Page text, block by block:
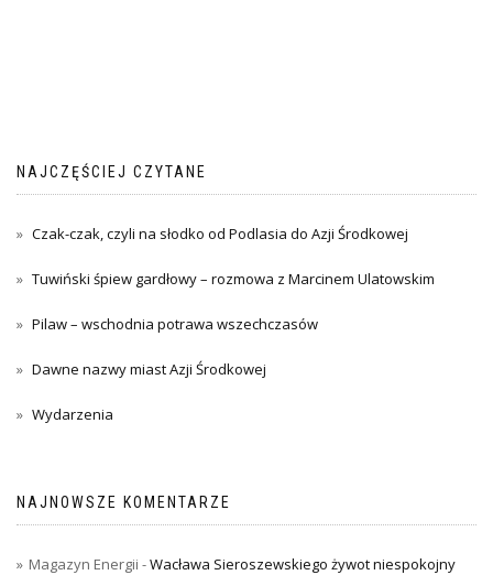
NAJCZĘŚCIEJ CZYTANE
Czak-czak, czyli na słodko od Podlasia do Azji Środkowej
Tuwiński śpiew gardłowy – rozmowa z Marcinem Ulatowskim
Pilaw – wschodnia potrawa wszechczasów
Dawne nazwy miast Azji Środkowej
Wydarzenia
NAJNOWSZE KOMENTARZE
Magazyn Energii -Wacława Sieroszewskiego żywot niespokojny